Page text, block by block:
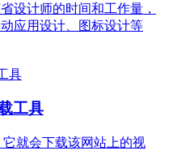
设计师的时间和工作量，
应用设计、图标设计等
工具
就会下载该网站上的视